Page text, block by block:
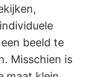
beeld te
Misschien is